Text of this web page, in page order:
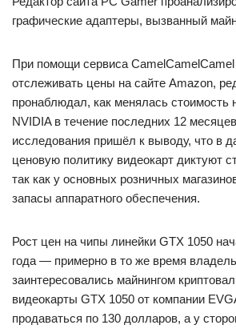
графические адаптеры, вызванный
При помощи сервиса CamelCamelCamel
отслеживать цены на сайте Amazon,
пронаблюдал, как менялась стоимость
NVIDIA в течение последних 12
исследования пришёл к выводу, что в
ценовую политику видеокарт диктуют
так как у основных розничных
запасы аппаратного обеспечения.
Рост цен на чипы линейки GTX 1050
года — примерно в то же время
заинтересовались майнингом
видеокарты GTX 1050 от компании
продаваться по 130 долларов, а у